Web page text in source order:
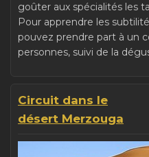
goûter aux spécialités les
Pour apprendre les
pouvez prendre part à un
personnes, suivi de la
Circuit dans le
désert Merzouga